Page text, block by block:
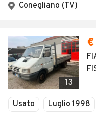
Conegliano (TV)
13
Usato Luglio 1998